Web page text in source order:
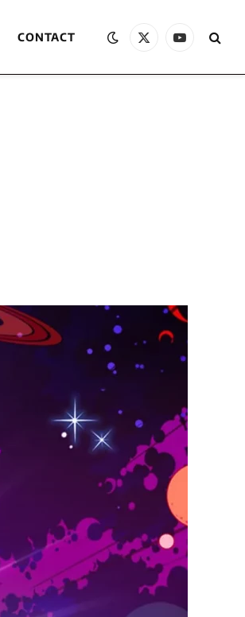
CONTACT
X
YouTube